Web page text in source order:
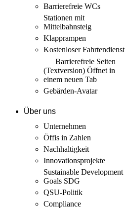
Barrierefreie WCs
Stationen mit
Mittelbahnsteig
Klapprampen
Kostenloser Fahrtendienst
Barrierefreie Seiten
(Textversion) Öffnet in
einem neuen Tab
Gebärden-Avatar
Über uns
Unternehmen
Öffis in Zahlen
Nachhaltigkeit
Innovations­projekte
Sustainable Development
Goals SDG
QSU-Politik
Compliance